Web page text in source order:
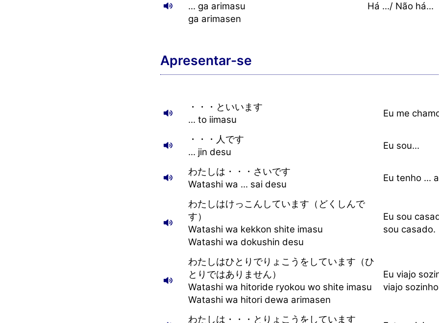
... ga arimasu
ga arimasen
Há .../ Não há...
Apresentar-se
・・・といいます
... to iimasu
Eu me
・・・人です
... jin desu
Eu sou...
わたしは・・・さいです
Watashi wa ... sai desu
Eu tenho ...
わたしはけっこんしています（どくしんで
す）
Watashi wa kekkon shite imasu
Watashi wa dokushin desu
Eu sou
sou casado.
わたしはひとりでりょこうをしています（ひ
とりではありません）
Watashi wa hitoride ryokou wo shite imasu
Watashi wa hitori dewa arimasen
Eu viajo
viajo
わたしは・・・とりょこうをしています